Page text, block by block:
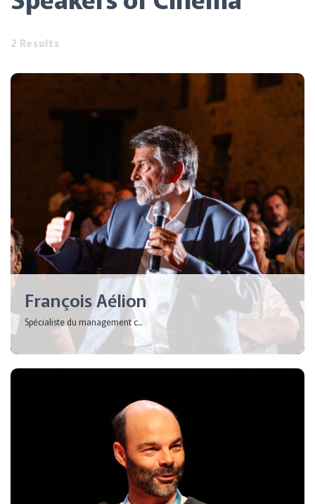
2 Results
François Aélion
Spécialiste du management c...